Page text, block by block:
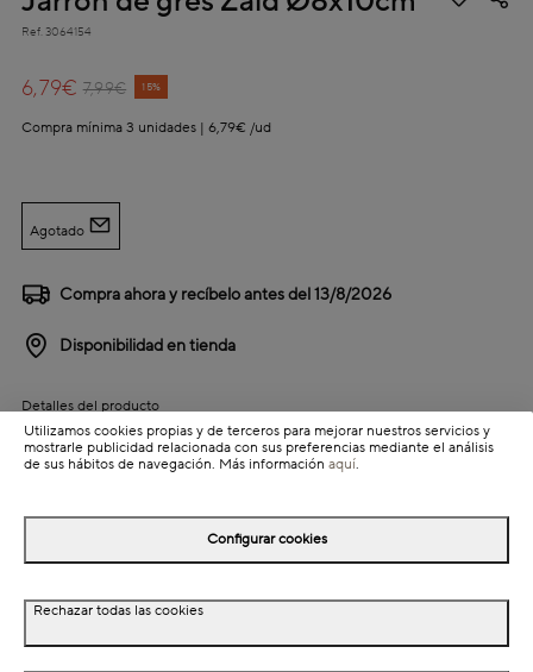
Ref. 3064154
Price reduced from
7,99€
to 15%
6,79€
Compra mínima 3 unidades | 6,79€ /ud
Agotado
Compra ahora y recíbelo antes del13/8/2026
Disponibilidad en tienda
Detalles del producto
Información de envío
Detalles del producto
Utilizamos cookies propias y de terceros para mejorar nuestros servicios y
mostrarle publicidad relacionada con sus preferencias mediante el análisis
de sus hábitos de navegación. Más información aquí.
Configurar cookies
Rechazar todas las cookies